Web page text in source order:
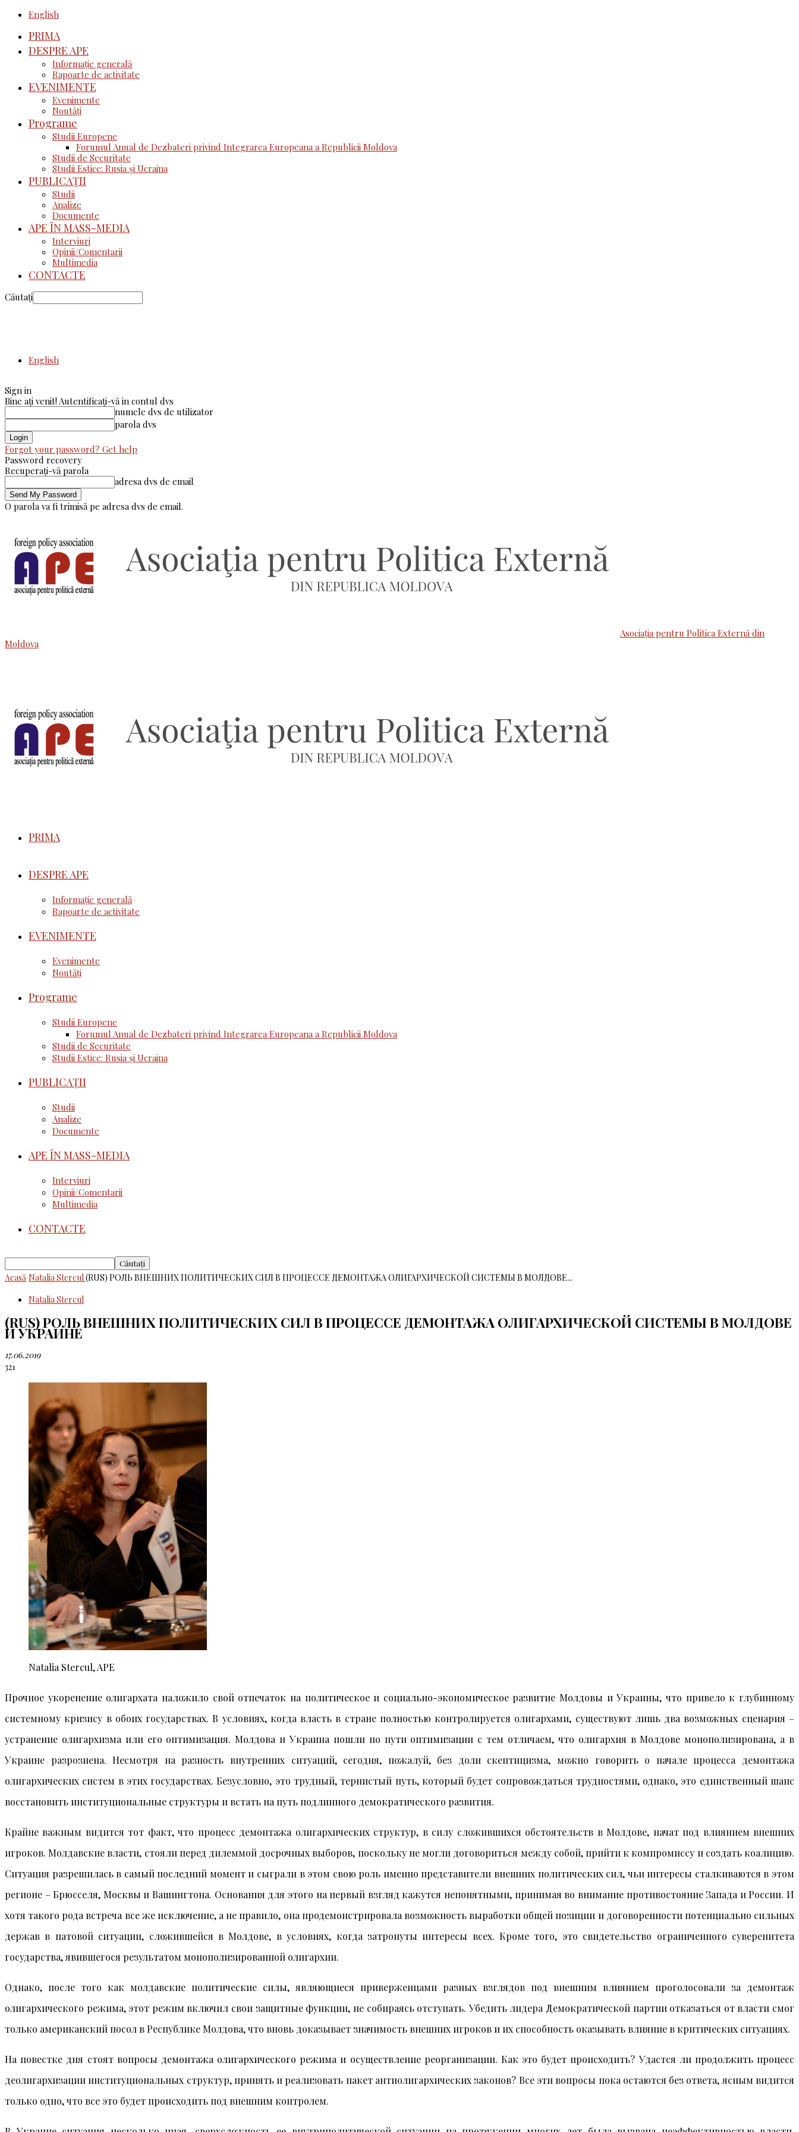
English
PRIMA
DESPRE APE
Informație generală
Rapoarte de activitate
EVENIMENTE
Evenimente
Noutăţi
Programe
Studii Europene
Forumul Anual de Dezbateri privind Integrarea Europeana a Republicii Moldova
Studii de Securitate
Studii Estice: Rusia și Ucraina
PUBLICAȚII
Studii
Analize
Documente
APE ÎN MASS-MEDIA
Interviuri
Opinii/Comentarii
Multimedia
CONTACTE
Căutați
English
Sign in
Bine ați venit! Autentificați-vă in contul dvs
numele dvs de utilizator
parola dvs
Forgot your password? Get help
Password recovery
Recuperați-vă parola
adresa dvs de email
O parola va fi trimisă pe adresa dvs de email.
Asociaţia pentru Politica Externă din
Moldova
PRIMA
DESPRE APE
Informație generală
Rapoarte de activitate
EVENIMENTE
Evenimente
Noutăţi
Programe
Studii Europene
Forumul Anual de Dezbateri privind Integrarea Europeana a Republicii Moldova
Studii de Securitate
Studii Estice: Rusia și Ucraina
PUBLICAȚII
Studii
Analize
Documente
APE ÎN MASS-MEDIA
Interviuri
Opinii/Comentarii
Multimedia
CONTACTE
Acasă Natalia Stercul(RUS) РОЛЬ ВНЕШНИХ ПОЛИТИЧЕСКИХ СИЛ В ПРОЦЕССЕ ДЕМОНТАЖА ОЛИГАРХИЧЕСКОЙ СИСТЕМЫ В МОЛДОВЕ...
Natalia Stercul
(RUS) РОЛЬ ВНЕШНИХ ПОЛИТИЧЕСКИХ СИЛ В ПРОЦЕССЕ ДЕМОНТАЖА ОЛИГАРХИЧЕСКОЙ СИСТЕМЫ В МОЛДОВЕ
И УКРАИНЕ
17.06.2019
321
Natalia Stercul, APE
Прочное укоренение олигархата наложило свой отпечаток на политическое и социально-экономическое развитие Молдовы и Украины, что привело к глубинному
системному кризису в обоих государствах. В условиях, когда власть в стране полностью контролируется олигархами, существуют лишь два возможных сценария –
устранение олигархизма или его оптимизация. Молдова и Украина пошли по пути оптимизации с тем отличаем, что олигархия в Молдове монополизирована, а в
Украине разрознена. Несмотря на разность внутренних ситуаций, сегодня, пожалуй, без доли скептицизма, можно говорить о начале процесса демонтажа
олигархических систем в этих государствах. Безусловно, это трудный, тернистый путь, который будет сопровождаться трудностями, однако, это единственный шанс
восстановить институциональные структуры и встать на путь подлинного демократического развития.
Крайне важным видится тот факт, что процесс демонтажа олигархических структур, в силу сложившихся обстоятельств в Молдове, начат под влиянием внешних
игроков. Молдавские власти, стояли перед дилеммой досрочных выборов, поскольку не могли договориться между собой, прийти к компромиссу и создать коалицию.
Ситуация разрешилась в самый последний момент и сыграли в этом свою роль именно представители внешних политических сил, чьи интересы сталкиваются в этом
регионе – Брюсселя, Москвы и Вашингтона. Основания для этого на первый взгляд кажутся непонятными, принимая во внимание противостояние Запада и России. И
хотя такого рода встреча все же исключение, а не правило, она продемонстрировала возможность выработки общей позиции и договоренности потенциально сильных
держав в патовой ситуации, сложившейся в Молдове, в условиях, когда затронуты интересы всех. Кроме того, это свидетельство ограниченного суверенитета
государства, явившегося результатом монополизированной олигархии.
Однако, после того как молдавские политические силы, являющиеся приверженцами разных взглядов под внешним влиянием проголосовали за демонтаж
олигархического режима, этот режим включил свои защитные функции, не собираясь отступать. Убедить лидера Демократической партии отказаться от власти смог
только американский посол в Республике Молдова, что вновь доказывает значимость внешних игроков и их способность оказывать влияние в критических ситуациях.
На повестке дня стоят вопросы демонтажа олигархического режима и осуществление реорганизации. Как это будет происходить? Удастся ли продолжить процесс
деолигархизации институциональных структур, принять и реализовать пакет антиолигархических законов? Все эти вопросы пока остаются без ответа, ясным видится
только одно, что все это будет происходить под внешним контролем.